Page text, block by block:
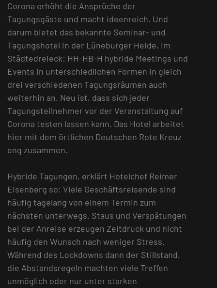
Corona erhöht die Ansprüche der
Tagungsgäste und macht ideenreich. Und
darum bietet das bekannte Seminar- und
Tagungshotel in der Lüneburger Heide, im
Städtedreieck: HH-HB-H hybride Meetings und
Events in unterschiedlichen Formen in gleich
drei verschiedenen Tagungsräumen auch
weiterhin an. Neu ist, dass sich jeder
Tagungsteilnehmer vor der Veranstaltung auf
Corona testen lassen kann. Das Hotel arbeitet
hier mit dem örtlichen Deutschen Rote Kreuz
eng zusammen.
Hybride Tagungen, erklärt Hotelchef Reimer
Eisenberg so: Viele Geschäftsreisende sind
häufig tagelang von einem Termin zum
nächsten unterwegs. Staus und Verspätungen
bei der Anreise erzeugen Zeitdruck und nicht
häufig den Wunsch nach weniger Stress.
Während des Lockdowns dann der Stillstand,
die Abstandsregeln machten viele Treffen
unmöglich oder nur unter starken